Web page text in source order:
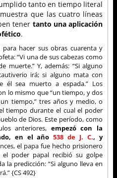
tanto en tiempo literal
que las cuatro líneas
tener tanto una aplicación
.
hacer sus obras cuarenta y
“Vi una de sus cabezas como
muerte.” Y, además: “Si alguno
irá; si alguno mata con
él sea muerto a espada.” Los
lo mismo que “un tiempo, y dos
tiempo,” tres años y medio, o
tiempo durante el cual el poder
de Dios. Este período, como
anteriores, empezó con la
en el año538 de J. C., y
el papa fue hecho prisionero
el poder papal recibió su golpe
la predicción: “Si alguno lleva en
{CS 492}